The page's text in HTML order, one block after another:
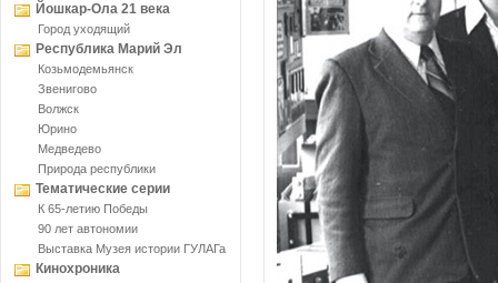
Йошкар-Ола 21 века
Город уходящий
Республика Марий Эл
Козьмодемьянск
Звенигово
Волжск
Юрино
Медведево
Природа республики
Тематические серии
К 65-летию Победы
90 лет автономии
Выставка Музея истории ГУЛАГа
Кинохроника